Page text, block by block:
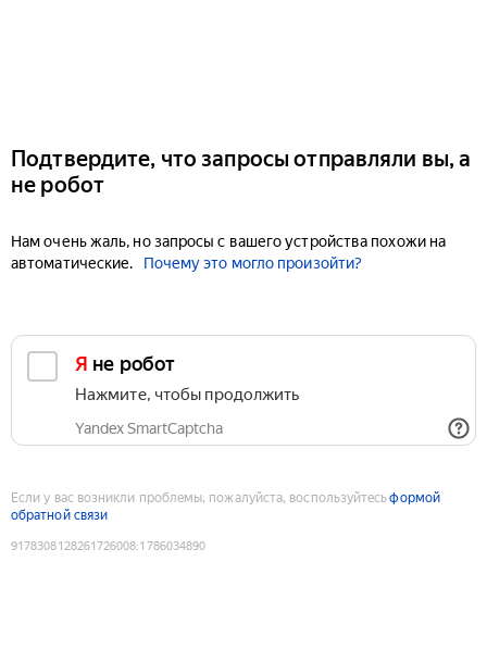
Подтвердите, что запросы отправляли вы, а
не робот
Нам очень жаль, но запросы с вашего устройства похожи на
автоматические.
Почему это могло произойти?
Я не робот
Нажмите, чтобы продолжить
Yandex SmartCaptcha
Если у вас возникли проблемы, пожалуйста, воспользуйтесьформой
обратной связи
9178308128261726008:1786034890